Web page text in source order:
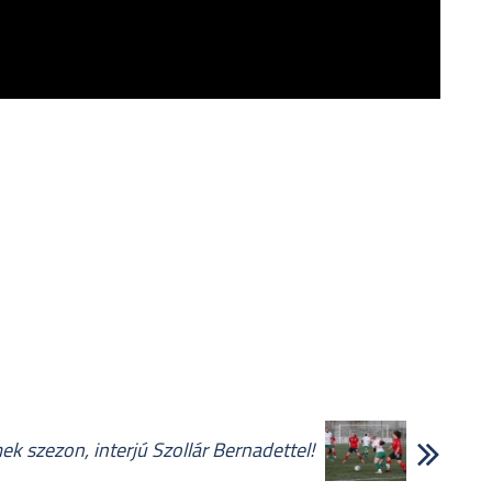
szezon, interjú Szollár Bernadettel!